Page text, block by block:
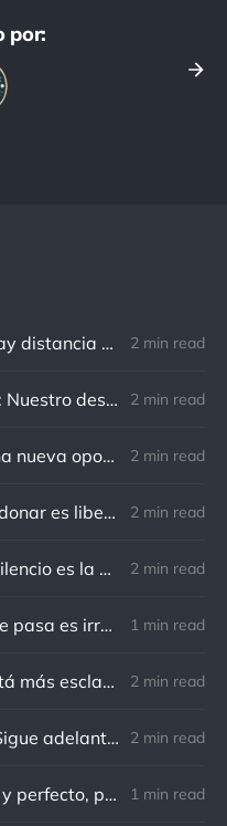
por:
Robert Southey: No hay distancia o tiempo que pueda disminuir la amistad de aquellos que están completamente convencidos del valor del otro 2 min read
William Shakespeare: Nuestro destino está en las estrellas, así que levantemos nuestros ojos al cielo 2 min read
Cada amanecer es una nueva oportunidad 2 min read
Lewis B. Smedes: Perdonar es liberar a un prisionero y descubrir que el prisionero eras tú 2 min read
Anónimo: A veces el silencio es la mejor respuesta 2 min read
Gandhi: Un minuto que pasa es irrecuperable. Conociendo esto, ¿cómo podemos malgastar tantas horas? 1 min read
Von Goethe: Nadie está más esclavizado que aquellos que falsamente creen que son libres. 2 min read
Charles F. Kettering: Sigue adelante, y es probable que tropieces con algo, tal vez cuando menos lo esperes. Nunca he escuchado hablar de alguien algu 2 min read
Gandhi: Jesús es puro y perfecto, pero vosotros los cristianos no sois como él. 1 min read